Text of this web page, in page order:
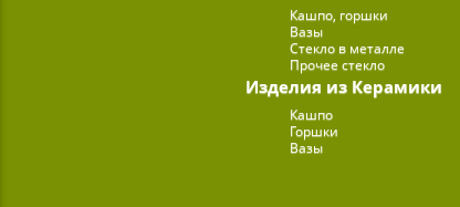
Кашпо, горшки
Вазы
Стекло в металле
Прочее стекло
Изделия из Керамики
Кашпо
Горшки
Вазы